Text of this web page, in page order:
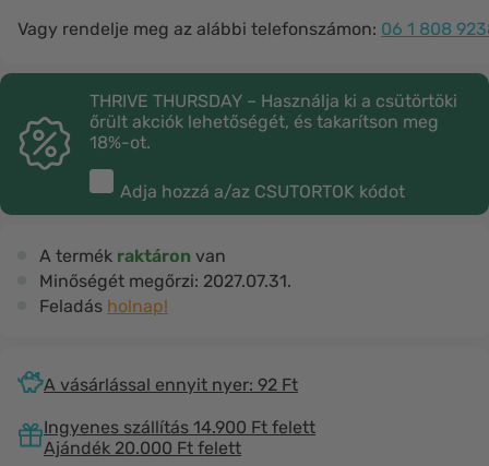
Vagy rendelje meg az alábbi telefonszámon: 06 1 808
THRIVE THURSDAY – Használja ki a csütörtöki
őrült akciók lehetőségét, és takarítson meg
18%-ot.
Adja hozzá a/az CSUTORTOK kódot
A termék raktáron van
Minőségét megőrzi: 2027.07.31.
Feladás holnap!
A vásárlással ennyit nyer: 92 Ft
Ingyenes szállítás 14.900 Ft felett
Ajándék 20.000 Ft felett